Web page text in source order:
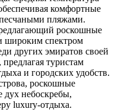
комфортные
пляжами.
роскошные
широким спектром
других эмиратов своей
туристам
и городских удобств.
роскошные
небоскребы,
luxury-отдыха.